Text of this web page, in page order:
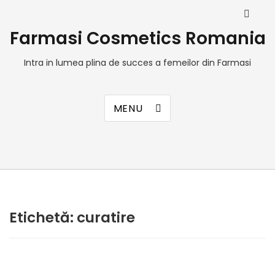
Farmasi Cosmetics Romania
Intra in lumea plina de succes a femeilor din Farmasi
MENU
Etichetă: curatire